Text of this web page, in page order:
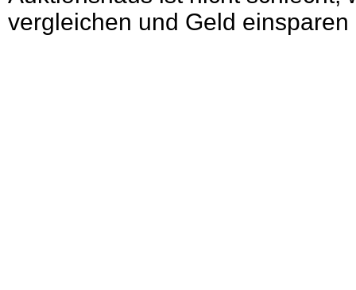
vergleichen und Geld einsparen